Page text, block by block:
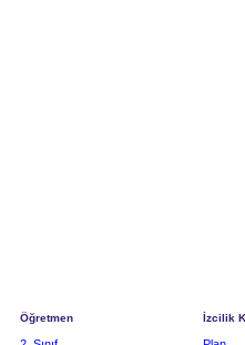
Öğretmen İzcilik